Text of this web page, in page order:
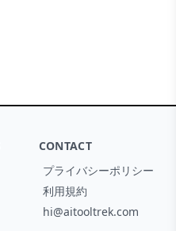
CONTACT
プライバシーポリシー
利用規約
hi@aitooltrek.com